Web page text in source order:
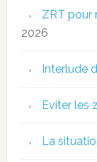
ZRT pour
2026
Interlude
Eviter les
La